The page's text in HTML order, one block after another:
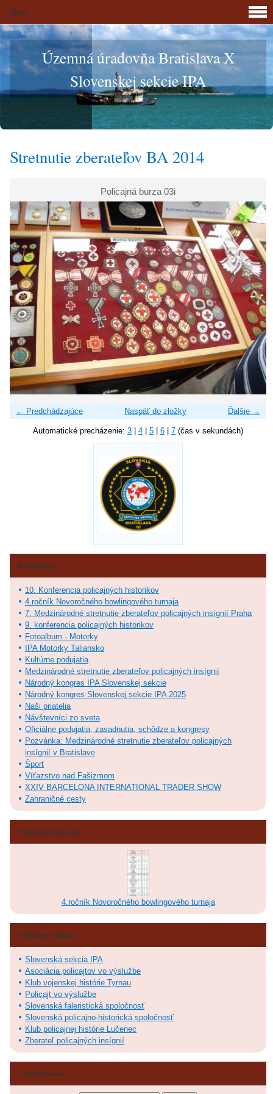
Územná úradovňa Bratislava X
Slovenskej sekcie IPA
Stretnutie zberateľov BA 2014
Policajná burza 03i
← Predchádzajúce Ďalšie →
Naspäť do zložky
Automatické precházenie: 3 4 5 6 7 (čas v sekundách)
Menu
Fotoalbum
10. Konferencia policajných historikov
4.ročník Novoročného bowlingového turnaja
7. Medzinárodné stretnutie zberateľov policajných insígnií Praha
9. konferencia policajných historikov
Fotoalbum - Motorky
IPA Motorky Taliansko
Kultúrne podujatia
Medzinárodné stretnutie zberateľov policajných insígnií
Národný kongres IPA Slovenskej sekcie
Národný kongres Slovenskej sekcie IPA 2025
Naši priatelia
Návštevníci zo sveta
Oficiálne podujatia, zasadnutia, schôdze a kongresy
Pozvánka: Medzinárodné stretnutie zberateľov policajných
insígnií v Bratislave
Šport
Víťazstvo nad Fašizmom
XXIV BARCELONA INTERNATIONAL TRADER SHOW
Zahraničné cesty
Posledné fotografie
4.ročník Novoročného bowlingového turnaja
Obľúbené odkazy
Slovenská sekcia IPA
Asociácia policajtov vo výslužbe
Klub vojenskej histórie Tyrnau
Policajt vo výslužbe
Slovenská faleristická spoločnosť
Slovenská policajno-historická spoločnosť
Klub policajnej histórie Lučenec
Zberateľ policajných insígnií
Vyhľadávanie